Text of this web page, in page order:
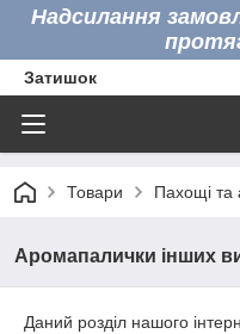
Надсилання
Затишок
Товари Пахощі та
Аромапалички інших
Даний розділ нашого